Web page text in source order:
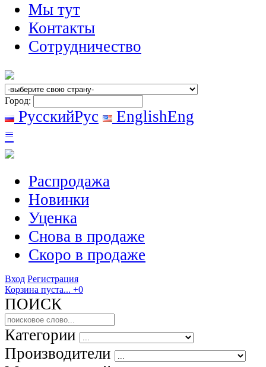
Мы тут
Контакты
Сотрудничество
Город:
РусскийРус EnglishEng
≡
Распродажа
Новинки
Уценка
Снова в продаже
Скоро в продаже
Вход Регистрация
Корзина пуста... +0
ПОИСК
Категории
Производители